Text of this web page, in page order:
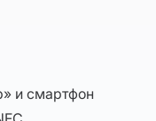
и смартфон